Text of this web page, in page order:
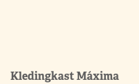
Kledingkast Máxima